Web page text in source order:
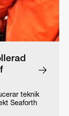
teknik
Seaforth